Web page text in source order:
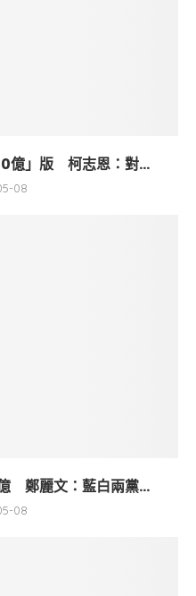
億」版 柯志恩：對...
08
鄭麗文：藍白兩黨...
08